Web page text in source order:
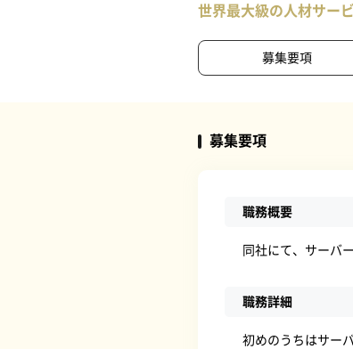
世界最大級の人材サー
募集要項
募集要項
職務概要
同社にて、サーバ
職務詳細
初めのうちはサー